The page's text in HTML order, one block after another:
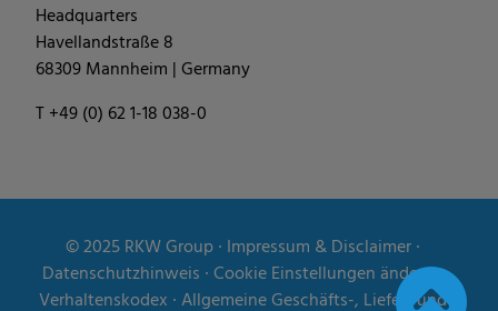
Headquarters
Havellandstraße 8
68309 Mannheim | Germany
T +49 (0) 62 1-18 038-0
© 2025RKW Group∙ Impressum & Disclaimer∙
Datenschutzhinweis ∙Cookie Einstellungen ändern∙
Verhaltenskodex ∙Allgemeine Geschäfts-, Liefer- und